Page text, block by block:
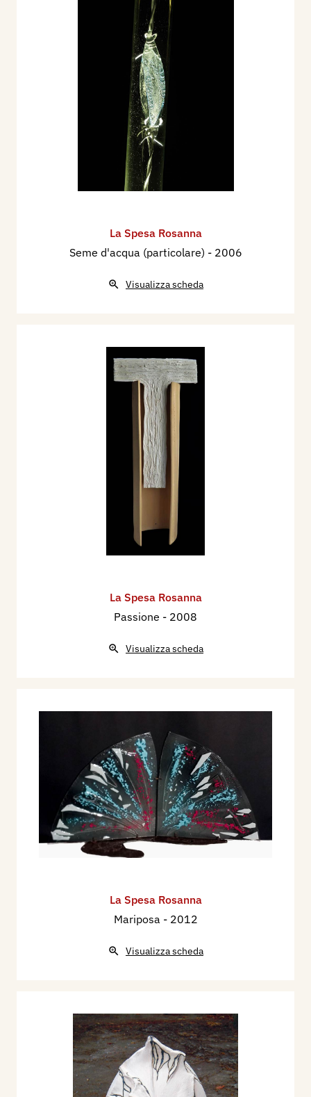
La Spesa Rosanna
Seme d'acqua (particolare) - 2006
Visualizza scheda
La Spesa Rosanna
Passione - 2008
Visualizza scheda
La Spesa Rosanna
Mariposa - 2012
Visualizza scheda